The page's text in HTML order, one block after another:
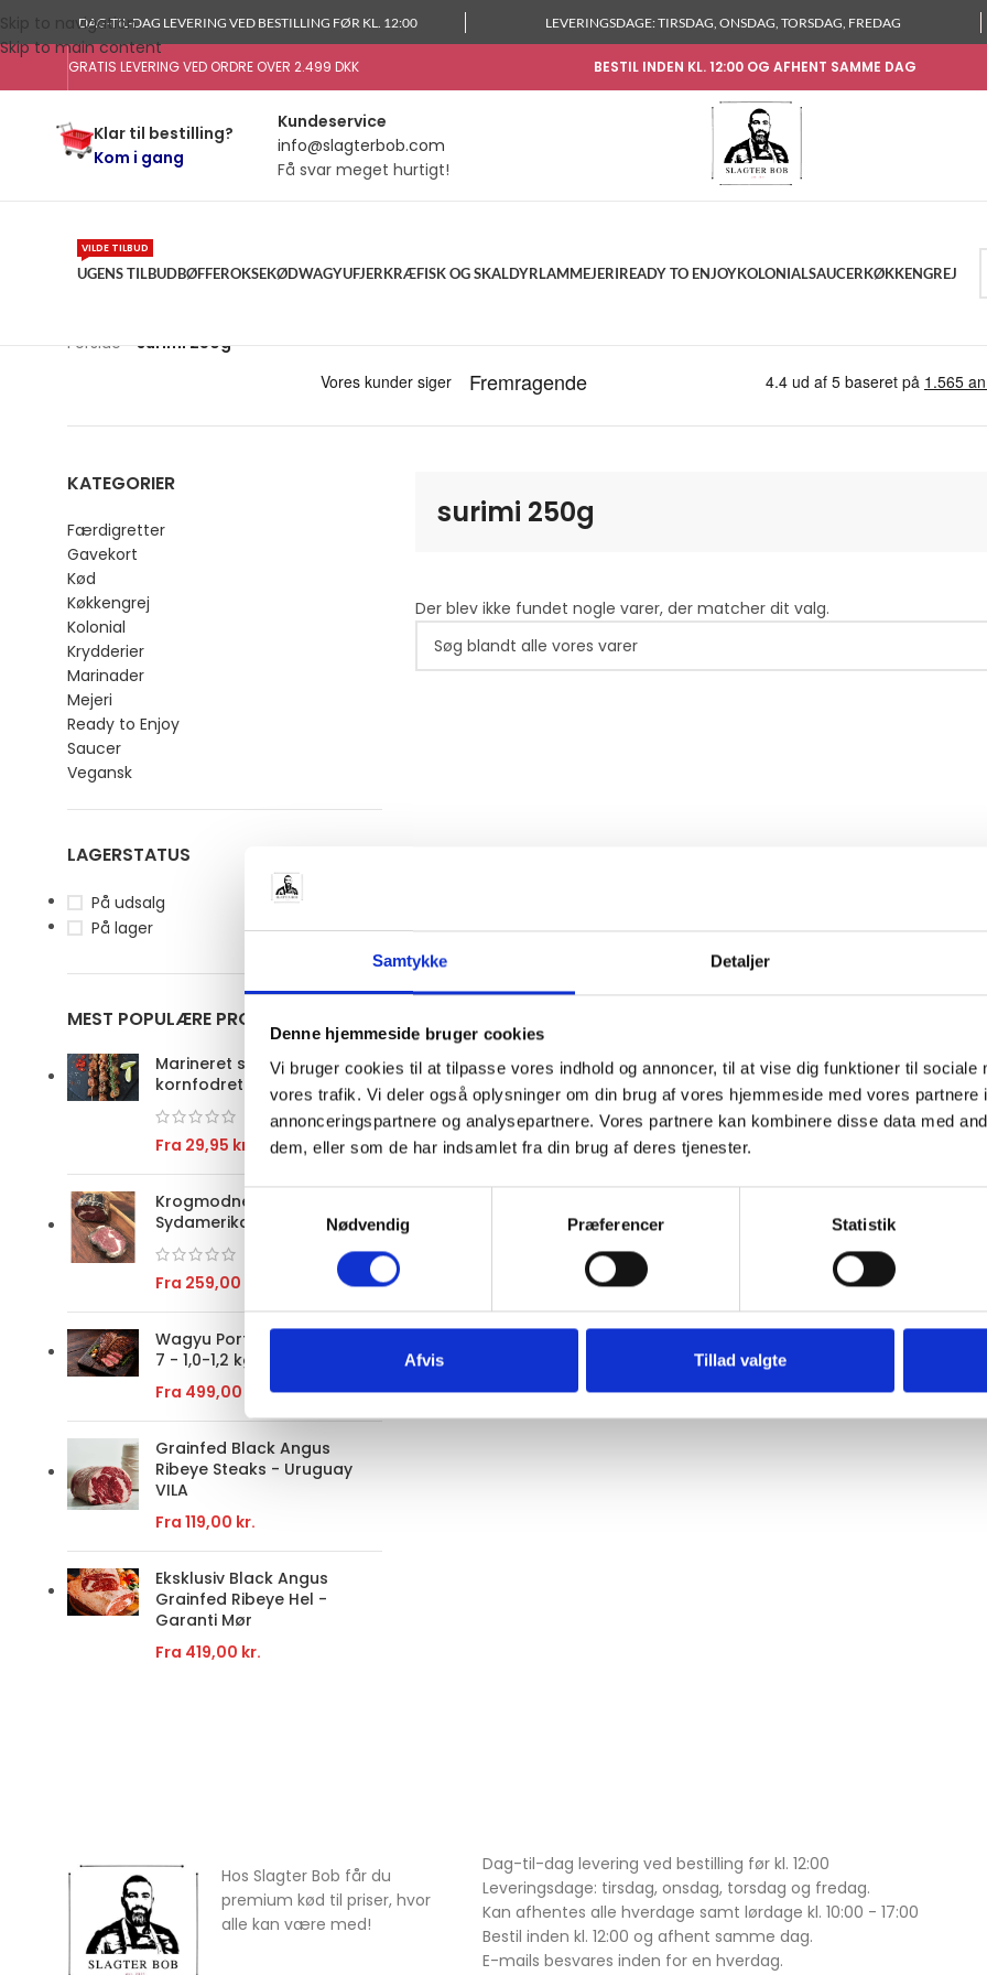
Samtykke Detaljer
Denne hjemmeside bruger cookies
Vi bruger cookies til at tilpasse vores indhold og annoncer, til at vise dig funktioner til sociale
vores trafik. Vi deler også oplysninger om din brug af vores hjemmeside med vores partnere
annonceringspartnere og analysepartnere. Vores partnere kan kombinere disse data med
dem, eller som de har indsamlet fra din brug af deres tjenester.
Samtykkevalg
Nødvendig
Præferencer Statistik
Afvis Tillad valgte
Skip to navigation
Skip to main content
DAG-TIL-DAG LEVERING VED BESTILLING FØR KL. 12:00 LEVERINGSDAGE: TIRSDAG, ONSDAG, TORSDAG, FREDAG
GRATIS LEVERING VED ORDRE OVER 2.499 DKK BESTIL INDEN KL. 12:00 OG AFHENT SAMME DAG
Klar til bestilling?
Kom i gang
Kundeservice
info@slagterbob.com
Få svar meget hurtigt!
UGENS TILBUD
VILDE TILBUD
BØFFEROKSEKØDWAGYUFJERKRÆFISK OG SKALDYRLAMMEJERIREADY TO ENJOYKOLONIALSAUCERKØKKENGREJ
Forside surimi 250g
KATEGORIER
Færdigretter
Gavekort
Kød
Køkkengrej
Kolonial
Krydderier
Marinader
Mejeri
Ready to Enjoy
Saucer
Vegansk
LAGERSTATUS
På udsalg
På lager
MEST POPULÆRE PRODUKTER
Marineret spyd med
kornfodret Mørbrad/Ribeye
Fra 29,95 kr.
Krogmodnet ribeye - hel -
Sydamerika
Fra 259,00
Wagyu Porterhouse MBS 6-
7 - 1,0-1,2 kg
Fra 499,00
Grainfed Black Angus
Ribeye Steaks - Uruguay
VILA
Fra 119,00 kr.
Eksklusiv Black Angus
Grainfed Ribeye Hel -
Garanti Mør
Fra 419,00 kr.
surimi 250g
Der blev ikke fundet nogle varer, der matcher dit valg.
Hos Slagter Bob får du
premium kød til priser, hvor
alle kan være med!
Dag-til-dag levering ved bestilling før kl. 12:00
Leveringsdage: tirsdag, onsdag, torsdag og fredag.
Kan afhentes alle hverdage samt lørdage kl. 10:00 - 17:00
Bestil inden kl. 12:00 og afhent samme dag.
E-mails besvares inden for en hverdag.